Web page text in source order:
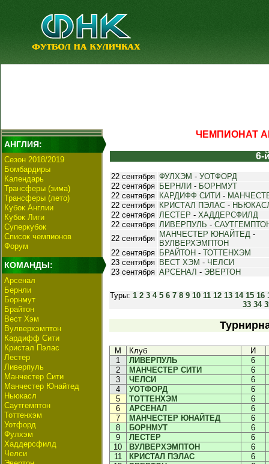
АНГЛИЯ:
Сезон 2018/2019
Бомбардиры
Календарь
Трансферы (зима)
Трансферы (лето)
Кубок Англии
Кубок Лиги
Суперкубок
Список чемпионов
Форум
КОМАНДЫ:
Арсенал
Бернли
Борнмут
Брайтон
Вест Хэм
Вулверхэмптон
Кардифф Сити
Кристал Пэлас
Лестер
Ливерпуль
Манчестер Сити
Манчестер Юнайтед
Ньюкасл
Саутгемптон
Тоттенхэм
Уотфорд
Фулхэм
Хаддерсфилд
Челси
ЧЕМПИОНАТ
6-
22 сентября ФУЛХЭМ - УОТФОРД
22 сентября БЕРНЛИ - БОРНМУТ
22 сентября КАРДИФФ СИТИ -
22 сентября КРИСТАЛ ПЭЛАС -
22 сентября ЛЕСТЕР - ХАДДЕРСФИЛД
22 сентября ЛИВЕРПУЛЬ -
22 сентября МАНЧЕСТЕР ЮНАЙТЕД -
ВУЛВЕРХЭМПТОН
22 сентября БРАЙТОН - ТОТТЕНХЭМ
23 сентября ВЕСТ ХЭМ - ЧЕЛСИ
23 сентября АРСЕНАЛ - ЭВЕРТОН
Туры: 1 2 3 4 5 6 7 8 9 10 11 12 13 14 15 16
33 34
М Клуб
И
1
ЛИВЕРПУЛЬ
6
2
МАНЧЕСТЕР СИТИ
6
3
ЧЕЛСИ
6
4
УОТФОРД
6
5
ТОТТЕНХЭМ
6
6
АРСЕНАЛ
6
7
МАНЧЕСТЕР ЮНАЙТЕД
6
8
БОРНМУТ
6
9
ЛЕСТЕР
6
10
ВУЛВЕРХЭМПТОН
6
11
КРИСТАЛ ПЭЛАС
6